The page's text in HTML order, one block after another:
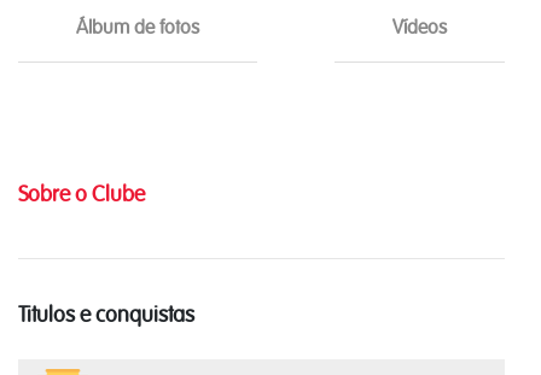
Álbum de fotos Vídeos
Sobre o Clube
Titulos e conquistas